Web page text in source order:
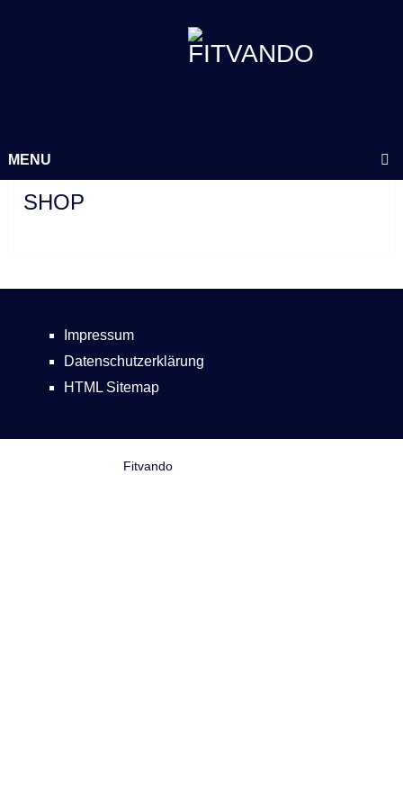
MENU
SHOP
Impressum
Datenschutzerklärung
HTML Sitemap
FitvandoCopyright © 2026.